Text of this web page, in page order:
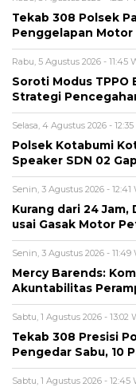
Tekab 308 Polsek
Penggelapan Motor
Rabu, 5 Agustus 2026 - 11:45
Soroti Modus
Strategi
Selasa, 4 Agustus 2026 -
Polsek Kotabumi
Speaker SDN 02
Senin, 3 Agustus 2026 - 12:41
Kurang dari 24 Jam,
usai Gasak Motor
Senin, 3 Agustus 2026 - 11:49
Mercy Barends:
Akuntabilitas
Sabtu, 1 Agustus 2026 - 13:02
Tekab 308 Presisi
Pengedar Sabu, 10
Sabtu, 1 Agustus 2026 - 12:45